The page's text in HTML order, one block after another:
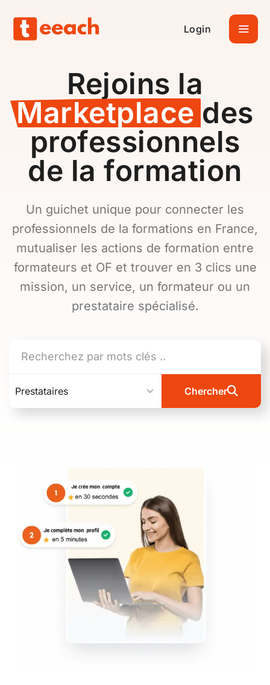
Login
Rejoins la
Marketplace des
professionnels
de la formation
Un guichet unique pour connecter les
professionnels de la formations en France,
mutualiser les actions de formation entre
formateurs et OF et trouver en 3 clics une
mission, un service, un formateur ou un
prestataire spécialisé.
Prestataires Chercher